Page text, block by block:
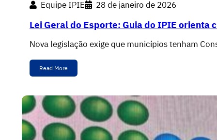
Equipe IPIE 28 de janeiro de 2026
Lei Geral do Esporte: Guia do IPIE orienta
Nova legislação exige que municípios tenham
Read More